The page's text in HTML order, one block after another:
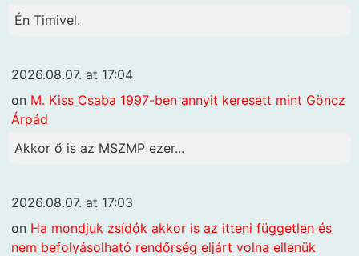
Én Timivel.
2026.08.07. at 17:04
on M. Kiss Csaba 1997-ben annyit keresett mint Göncz
Árpád
Akkor ő is az MSZMP ezer...
2026.08.07. at 17:03
on Ha mondjuk zsídók akkor is az itteni független és
nem befolyásolható rendőrség eljárt volna ellenük